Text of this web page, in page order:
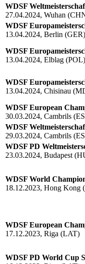
WDSF
27.04.2024, Wuhan
WDSF
13.04.2024, Berlin (GER)
WDSF
13.04.2024, Elblag (POL)
WDSF
13.04.2024, Chisinau
WDSF European
30.03.2024, Cambrils
WDSF
29.03.2024, Cambrils
WDSF PD
23.03.2024, Budapest
WDSF World
18.12.2023, Hong Kong
WDSF European
17.12.2023, Riga (LAT)
WDSF PD World Cup